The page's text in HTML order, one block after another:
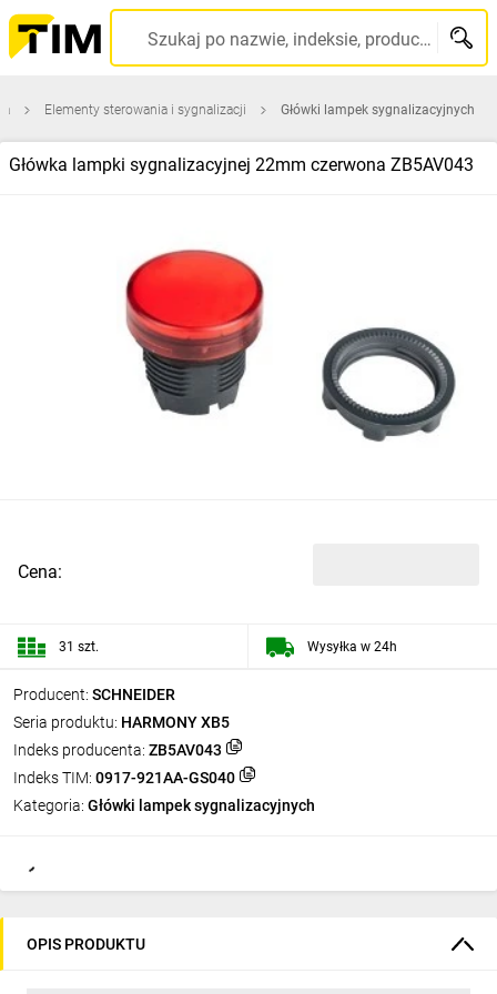
Szukaj po nazwie, indeksie, producencie, kodzie kreskowym...
Elementy sterowania i sygnalizacji Główki lampek sygnalizacyjnych
Główka lampki sygnalizacyjnej 22mm czerwona ZB5AV043
Producent: SCHNEIDER
Seria produktu: HARMONY XB5
Indeks producenta: ZB5AV043
Indeks TIM: 0917-921AA-GS040
Kategoria: Główki lampek sygnalizacyjnych
Cena:
31 szt. Wysyłka w 24h
OPIS PRODUKTU